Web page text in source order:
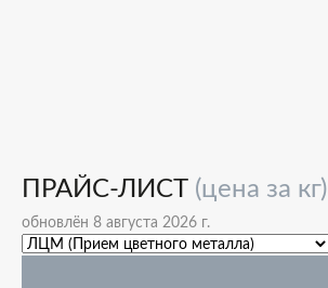
ПРАЙС-ЛИСТ (цена за кг)
обновлён 8 августа 2026 г.